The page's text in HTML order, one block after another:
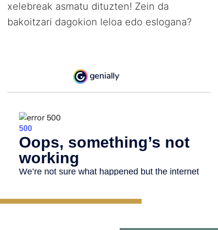
xelebreak asmatu dituzten! Zein da
bakoitzari dagokion leloa edo eslogana?